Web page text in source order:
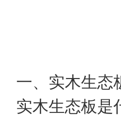
一、实木生态
实木生态板是